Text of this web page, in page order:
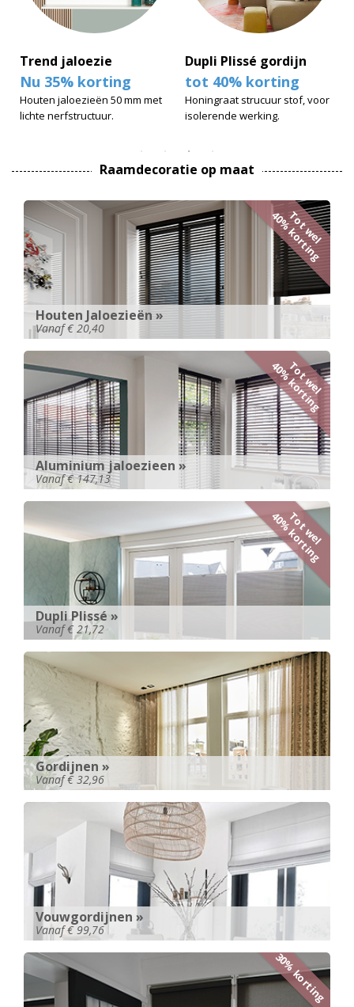
Trend jaloezie
Nu 35% korting
Houten jaloezieën 50 mm met
lichte nerfstructuur.
Dupli Plissé gordijn
tot 40% korting
Honingraat strucuur stof, voor
isolerende werking.
Raamdecoratie op maat
Tot wel
40% korting
Houten Jaloezieën »
Vanaf € 20,40
Tot wel
40% korting
Aluminium jaloezieen »
Vanaf € 147,13
Tot wel
40% korting
Dupli Plissé »
Vanaf € 21,72
Gordijnen »
Vanaf € 32,96
Vouwgordijnen »
Vanaf € 99,76
30% korting